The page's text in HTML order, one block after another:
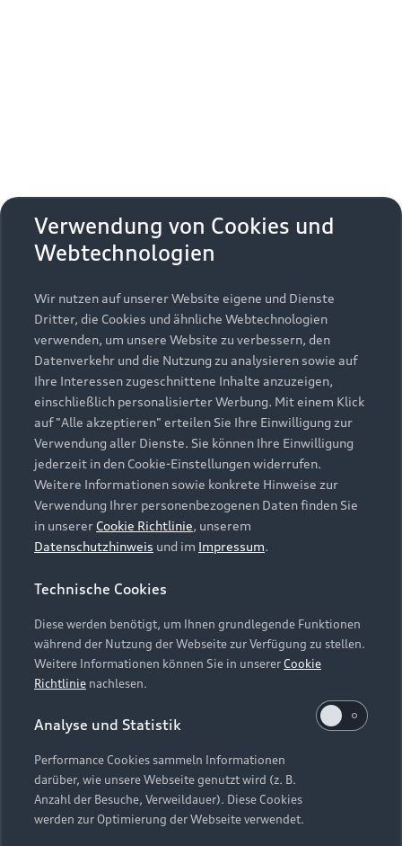
Zurück nach oben
Modelle
Alle Modelle
Modelle vergleichen
Elektromodelle
Plug-in-Hybride
Kaufen & leasen
Neuwagensuche
Gebrauchtwagensuche
Gebrauchtwagen
Finanzierung
Aktionen & Angebote
Geschäftskunden
Service & Zubehör
Saisonale Angebote
Audi Services
Garantie
Audi digital services
myAudi
Support
Kundenservice
Händlersuche
Audi Code
Online-Terminvereinbarung
Servicekontakt
Vertrag widerrufen
Über Audi
Unternehmen
Karriere
Investor Relations
Presse & Media Center
Datenschutz
Audi erleben
Newsletter
Impressum Rechtliches
Hinweisgebersystem
Datenschutzinformation
Cookie-Einstellungen
Cookie-Richtlinie
Barrierefreiheit
Hinweis: Die aktuelle Darstellung und Anordnung der
Embleme am Fahrzeug bei allen Abbildungen auf dieser
Webseite kann abweichen.
Verwendung von Cookies und
Webtechnologien
Wir nutzen auf unserer Website eigene und Dienste
Dritter, die Cookies und ähnliche Webtechnologien
verwenden, um unsere Website zu verbessern, den
Datenverkehr und die Nutzung zu analysieren sowie auf
Ihre Interessen zugeschnittene Inhalte anzuzeigen,
einschließlich personalisierter Werbung. Mit einem Klick
auf "Alle akzeptieren" erteilen Sie Ihre Einwilligung zur
Verwendung aller Dienste. Sie können Ihre Einwilligung
jederzeit in den Cookie-Einstellungen widerrufen.
Weitere Informationen sowie konkrete Hinweise zur
Verwendung Ihrer personenbezogenen Daten finden Sie
in unserer Cookie Richtlinie, unserem
Datenschutzhinweis und im Impressum.
Technische Cookies
Diese werden benötigt, um Ihnen grundlegende Funktionen
während der Nutzung der Webseite zur Verfügung zu stellen.
Weitere Informationen können Sie in unsererCookie
Richtlinie nachlesen.
Analyse und Statistik
Performance Cookies sammeln Informationen
darüber, wie unsere Webseite genutzt wird (z. B.
Anzahl der Besuche, Verweildauer). Diese Cookies
werden zur Optimierung der Webseite verwendet.